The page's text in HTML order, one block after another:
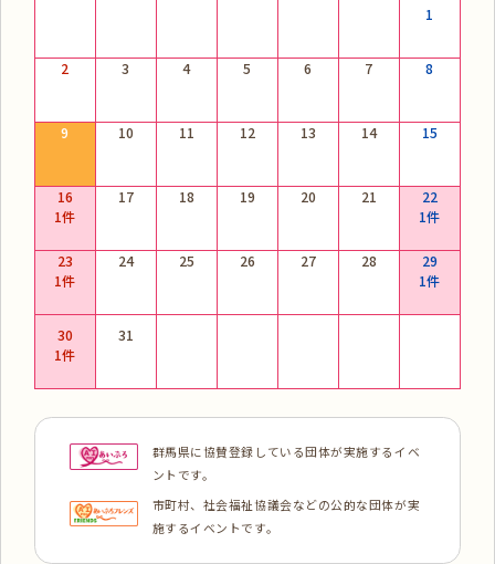
1
2 3 4 5 6 7 8
9 10 11 12 13 14 15
16
1件
17 18 19 20 21
22
1件
23
1件
24 25 26 27 28
29
1件
30
1件
31
群馬県に協賛登録している団体が実施するイベ
ントです。
市町村、社会福祉協議会などの公的な団体が実
施するイベントです。